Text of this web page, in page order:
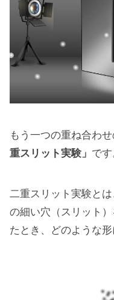
もう一つの重ね合わ
重スリット実験」 です
二重スリット実験と
の細い穴（スリット
たとき、どのような